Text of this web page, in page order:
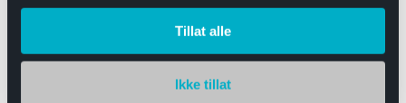
Tillat alle
Ikke tillat
Båthengere